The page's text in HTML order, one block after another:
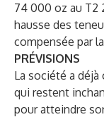
74 000 oz au T2
hausse des
compensée par
PRÉVISIONS
La société a
qui restent
pour atteindre